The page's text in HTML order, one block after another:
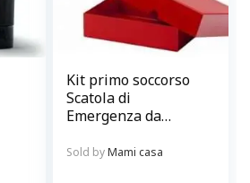
Kit primo soccorso
Scatola di
Emergenza da
bianca
Sold byMami casa